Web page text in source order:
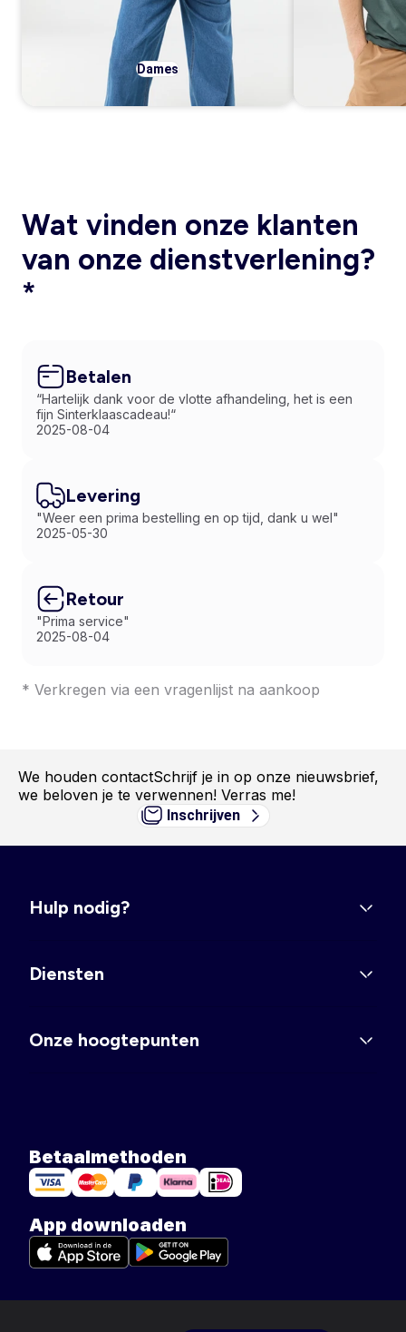
Dames
Wat vinden onze klanten
van onze dienstverlening?
*
Betalen
“Hartelijk dank voor de vlotte afhandeling, het is een
fijn Sinterklaascadeau!“
2025-08-04
Levering
"Weer een prima bestelling en op tijd, dank u wel"
2025-05-30
Retour
"Prima service"
2025-08-04
* Verkregen via een vragenlijst na aankoop
We houden contactSchrijf je in op onze nieuwsbrief,
we beloven je te verwennen! Verras me!
Inschrijven
Hulp nodig?
Diensten
Onze hoogtepunten
Betaalmethoden
App downloaden